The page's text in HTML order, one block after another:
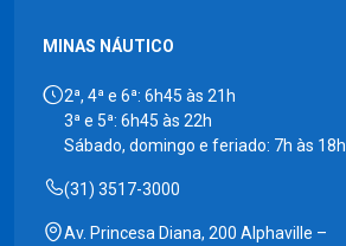
MINAS NÁUTICO
2ª, 4ª e 6ª: 6h45 às 21h
3ª e 5ª: 6h45 às 22h
Sábado, domingo e feriado: 7h às 18h
(31) 3517-3000
Av. Princesa Diana, 200 Alphaville –